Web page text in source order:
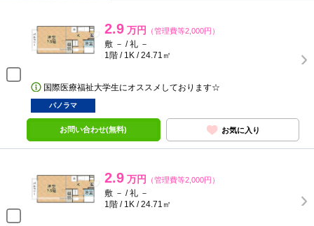
2.9 万円 （管理費等2,000円）
敷 － / 礼 －
1階 / 1K / 24.71㎡
国際医療福祉大学生にオススメしております☆
パノラマ
お問い合わせ(無料) お気に入り
2.9 万円 （管理費等2,000円）
敷 － / 礼 －
1階 / 1K / 24.71㎡